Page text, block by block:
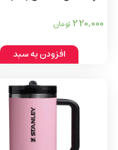
220,000 تومان
افزودن به سبد